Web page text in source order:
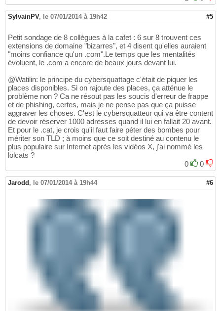
SylvainPV, le 07/01/2014 à 19h42 #5
Petit sondage de 8 collègues à la cafet : 6 sur 8 trouvent ces
extensions de domaine "bizarres", et 4 disent qu'elles auraient
"moins confiance qu'un .com".Le temps que les mentalités
évoluent, le .com a encore de beaux jours devant lui.
@Watilin: le principe du cybersquattage c'était de piquer les
places disponibles. Si on rajoute des places, ça atténue le
problème non ? Ca ne résout pas les soucis d'erreur de frappe
et de phishing, certes, mais je ne pense pas que ça puisse
aggraver les choses. C'est le cybersquatteur qui va être content
de devoir réserver 1000 adresses quand il lui en fallait 20 avant.
Et pour le .cat, je crois qu'il faut faire péter des bombes pour
mériter son TLD ; à moins que ce soit destiné au contenu le
plus populaire sur Internet après les vidéos X, j'ai nommé les
lolcats ?
0
0
Jarodd , le 07/01/2014 à 19h44 #6